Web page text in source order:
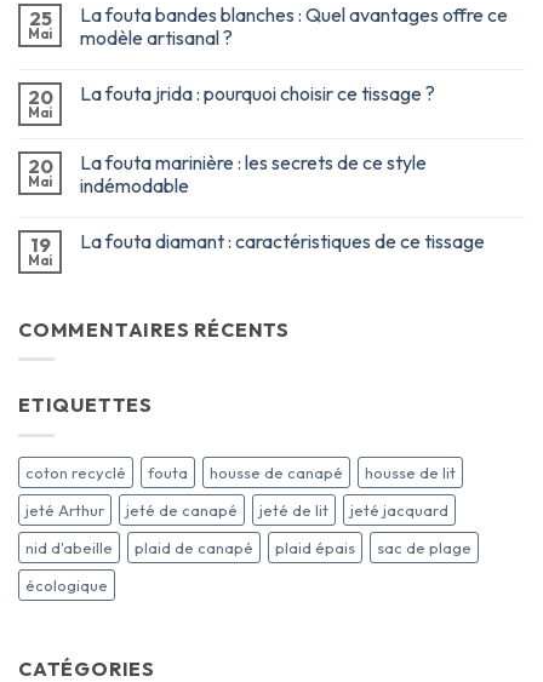
25
Mai
La fouta bandes blanches : Quel avantages offre ce
modèle artisanal ?
20
Mai
La fouta jrida : pourquoi choisir ce tissage ?
20
Mai
La fouta marinière : les secrets de ce style
indémodable
19
Mai
La fouta diamant : caractéristiques de ce tissage
COMMENTAIRES RÉCENTS
ETIQUETTES
coton recyclé fouta housse de canapé
housse de lit
jeté Arthur
jeté de canapé jeté de lit
jeté jacquard
nid d'abeille
plaid de canapé plaid épais
sac de plage
écologique
CATÉGORIES